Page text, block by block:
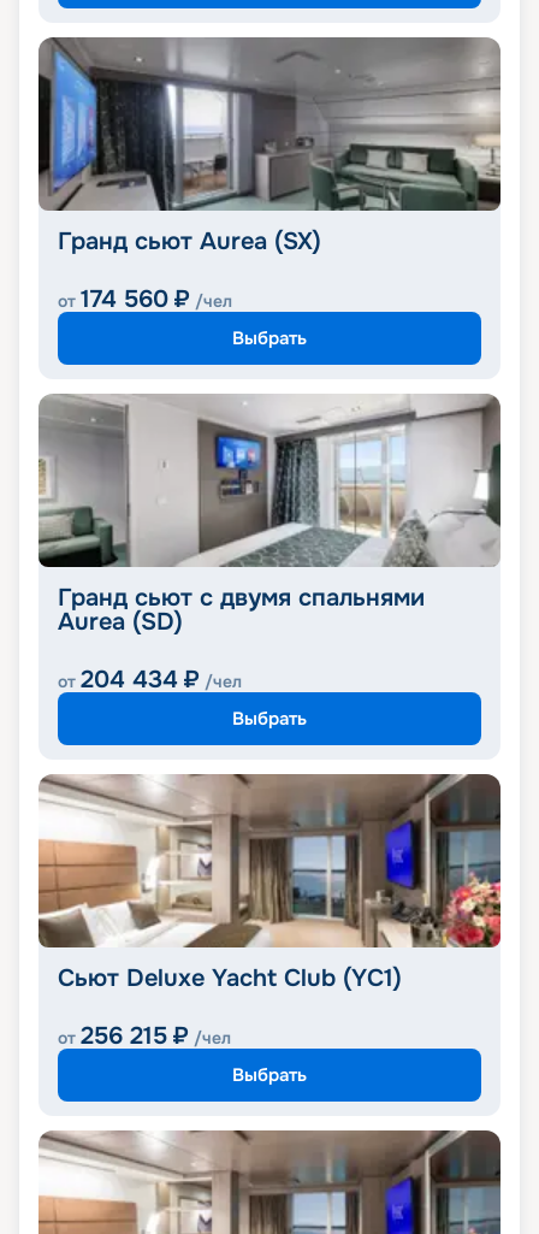
Гранд сьют Aurea (SX)
от 174 560 ₽ /чел
Выбрать
Гранд сьют с двумя спальнями
Aurea (SD)
от 204 434 ₽ /чел
Выбрать
Сьют Deluxe Yacht Club (YC1)
от 256 215 ₽ /чел
Выбрать